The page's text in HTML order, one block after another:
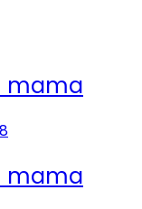
mama
mama